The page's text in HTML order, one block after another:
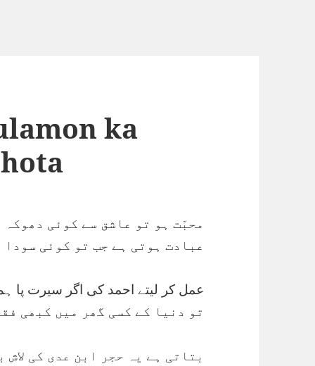
ka
محبّت ہو تو عاشق سے کوئی دھوکہ
عبادت ہوتی ہے جب تو کوئی سودا
عمل کر لیتے احمد کی اگر سیرت پا
تو دنیا کے کسی گھر میں کبھی
بتاتی ہے یہ حجر ابن عدی کی لاش